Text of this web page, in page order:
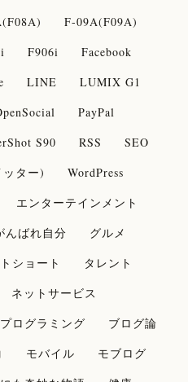
F-09A(F09A)
F906i
Facebook
LINE
LUMIX G1
PayPal
S90 RSS
SEO
ター)
WordPress
エンターテインメント
んばれ自分
グルメ
ショート
タレント
ネットサービス
プログラミング
ブログ論
モバイル
モブログ